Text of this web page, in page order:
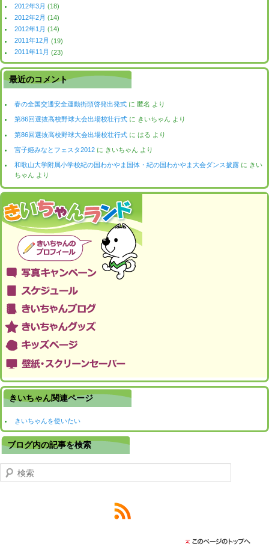
2012年3月 (18)
2012年2月 (14)
2012年1月 (14)
2011年12月 (19)
2011年11月 (23)
最近のコメント
春の全国交通安全運動街頭啓発出発式 に匿名 より
第86回選抜高校野球大会出場校壮行式 に きいちゃん より
第86回選抜高校野球大会出場校壮行式 にはる より
宮子姫みなとフェスタ2012 に きいちゃん より
和歌山大学附属小学校紀の国わかやま国体・紀の国わかやま大会ダンス披露 に きい
ちゃん より
きいちゃん関連ページ
きいちゃんを使いたい
ブログ内の記事を検索
検索